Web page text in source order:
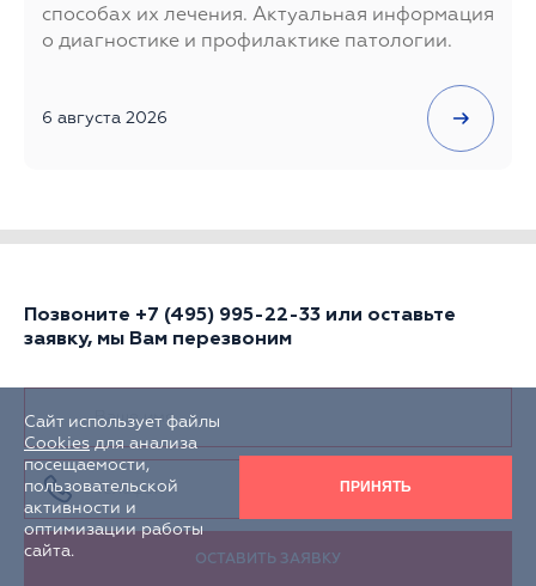
способах их лечения. Актуальная информация
о диагностике и профилактике патологии.
6 августа 2026
Позвоните +7 (495) 995-22-33 или оставьте
заявку, мы Вам перезвоним
ОСТАВИТЬ ЗАЯВКУ
Сайт использует файлы
Cookiesдля анализа
посещаемости,
пользовательской
активности и
оптимизации работы
сайта.
ПРИНЯТЬ